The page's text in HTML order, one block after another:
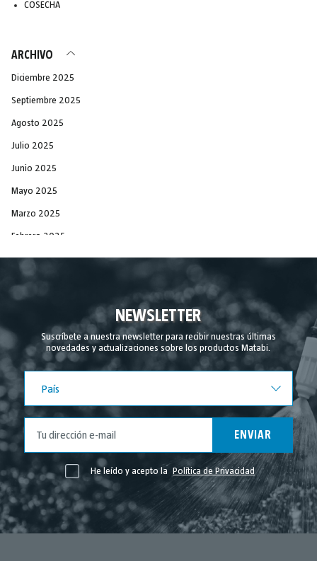
COSECHA
ARCHIVO
Diciembre 2025
Septiembre 2025
Agosto 2025
Julio 2025
Junio 2025
Mayo 2025
Marzo 2025
Febrero 2025
Diciembre 2024
Agosto 2024
Julio 2024
Junio 2024
Mayo 2024
Abril 2024
Marzo 2024
Febrero 2024
Noviembre 2023
Mayo 2023
Abril 2023
NEWSLETTER
Suscríbete a nuestra newsletter para recibir nuestras últimas
novedades y actualizaciones sobre los productos Matabi.
País
ENVIAR
He leído y acepto la Política de Privacidad